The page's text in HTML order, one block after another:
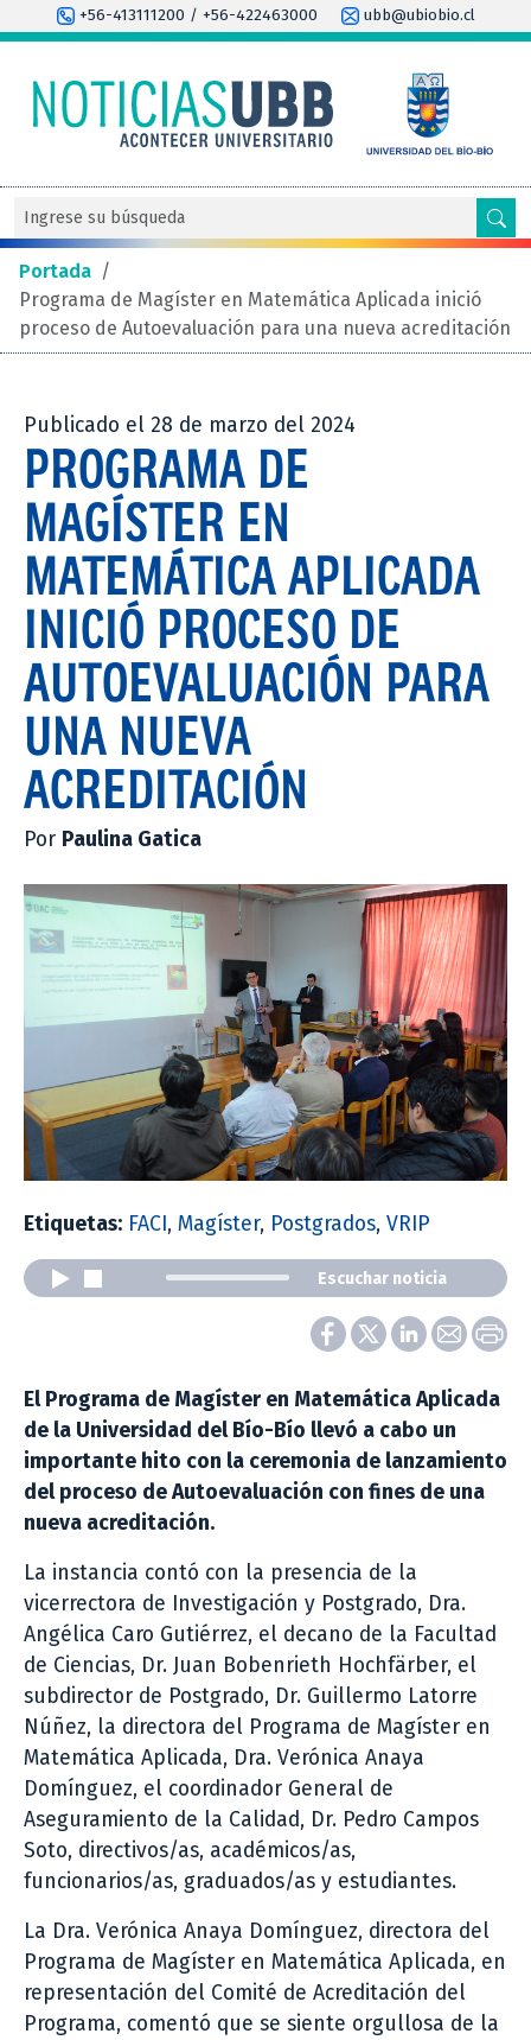
+56-413111200 / +56-422463000 ubb@ubiobio.cl
Portada /
Programa de Magíster en Matemática Aplicada inició
proceso de Autoevaluación para una nueva acreditación
Publicado el 28 de marzo del 2024
PROGRAMA DE
MAGÍSTER EN
MATEMÁTICA APLICADA
INICIÓ PROCESO DE
AUTOEVALUACIÓN PARA
UNA NUEVA
ACREDITACIÓN
Por Paulina Gatica
Etiquetas: FACI, Magíster, Postgrados, VRIP
Escuchar noticia
El Programa de Magíster en Matemática Aplicada
de la Universidad del Bío-Bío llevó a cabo un
importante hito con la ceremonia de lanzamiento
del proceso de Autoevaluación con fines de una
nueva acreditación.
La instancia contó con la presencia de la
vicerrectora de Investigación y Postgrado, Dra.
Angélica Caro Gutiérrez, el decano de la Facultad
de Ciencias, Dr. Juan Bobenrieth Hochfärber, el
subdirector de Postgrado, Dr. Guillermo Latorre
Núñez, la directora del Programa de Magíster en
Matemática Aplicada, Dra. Verónica Anaya
Domínguez, el coordinador General de
Aseguramiento de la Calidad, Dr. Pedro Campos
Soto, directivos/as, académicos/as,
funcionarios/as, graduados/as y estudiantes.
La Dra. Verónica Anaya Domínguez, directora del
Programa de Magíster en Matemática Aplicada, en
representación del Comité de Acreditación del
Programa, comentó que se siente orgullosa de la